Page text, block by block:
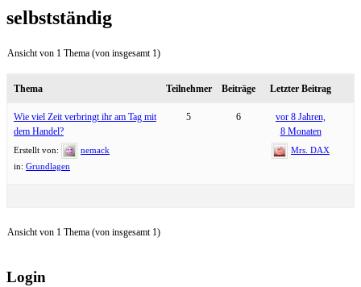
selbstständig
Ansicht von 1 Thema (von insgesamt 1)
Thema Teilnehmer Beiträge Letzter Beitrag
Wie viel Zeit verbringt ihr am Tag mit
dem Handel?
Erstellt von:
nemack
in: Grundlagen
5 6
vor 8 Jahren,
8 Monaten
Mrs. DAX
Ansicht von 1 Thema (von insgesamt 1)
Login